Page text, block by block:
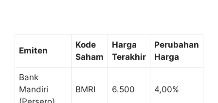
Emiten
Kode
Saham
Harga
Terakhir
Perubahan
Harga
Bank
Mandiri
BMRI 6.500 4,00%